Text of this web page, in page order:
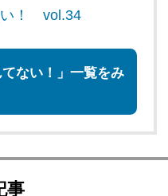
い！ vol.34
てない！」一覧をみ
事